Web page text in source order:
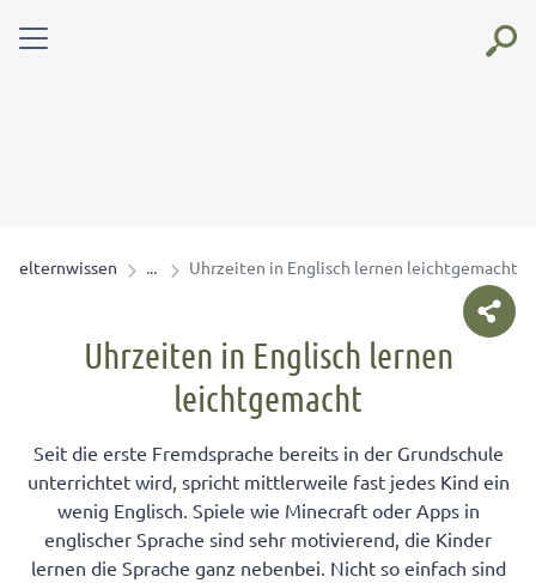
elternwissen Uhrzeiten in Englisch lernen leichtgemacht
Uhrzeiten in Englisch lernen
leichtgemacht
Seit die erste Fremdsprache bereits in der Grundschule
unterrichtet wird, spricht mittlerweile fast jedes Kind ein
wenig Englisch. Spiele wie Minecraft oder Apps in
englischer Sprache sind sehr motivierend, die Kinder
lernen die Sprache ganz nebenbei. Nicht so einfach sind